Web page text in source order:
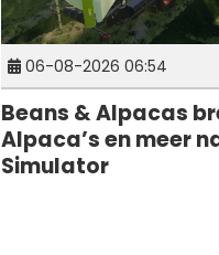
06-08-2026 06:54
Beans & Alpacas
Alpaca’s en meer
Simulator